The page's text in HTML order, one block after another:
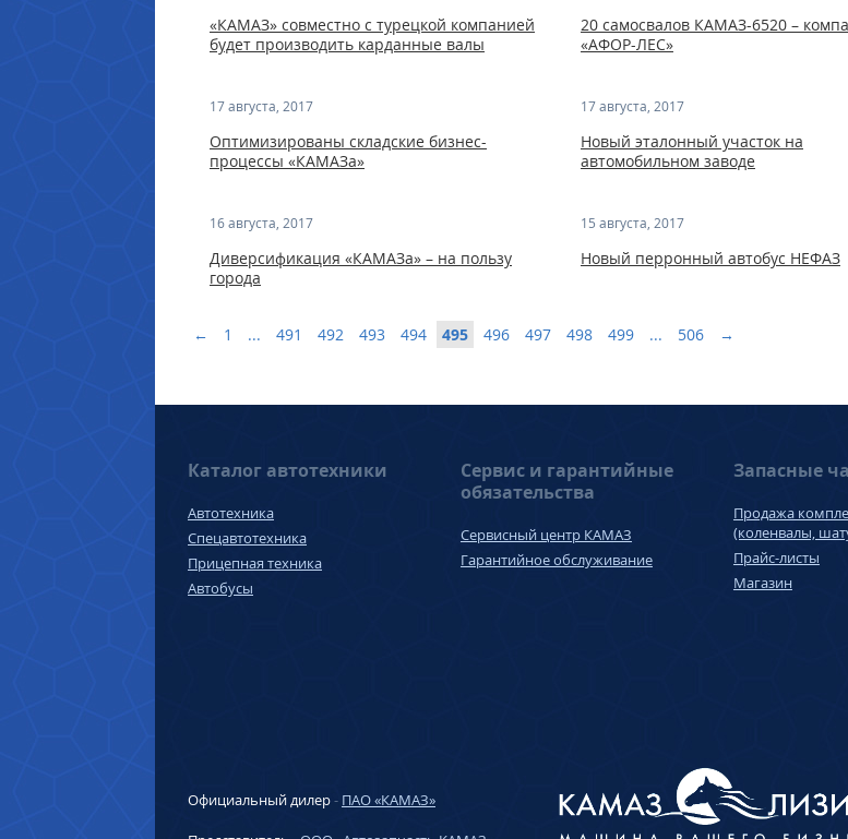
«КАМАЗ» совместно с турецкой компанией
будет производить карданные валы
20 самосвалов КАМАЗ-6520 –
«АФОР-ЛЕС»
17 августа, 2017
Оптимизированы складские бизнес-
процессы «КАМАЗа»
17 августа, 2017
Новый эталонный участок на
автомобильном заводе
16 августа, 2017
Диверсификация «КАМАЗа» – на пользу
города
15 августа, 2017
Новый перронный автобус НЕФАЗ
← 1 ... 491 492 493 494 495 496 497 498 499 ... 506 →
Каталог автотехники
Автотехника
Спецавтотехника
Прицепная техника
Автобусы
Сервис и гарантийные
обязательства
Сервисный центр КАМАЗ
Гарантийное обслуживание
Запасные
Продажа
(коленвалы,
Прайс-листы
Магазин
Официальный дилер- ПАО «КАМАЗ»